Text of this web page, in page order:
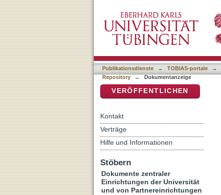
Publikationsdienste → TOBIAS-portale →
Repository
→ Dokumentanzeige
VERÖFFENTLICHEN
Kontakt
Verträge
Hilfe und Informationen
Stöbern
Dokumente zentraler
Einrichtungen der Universität
und von Partnereinrichtungen